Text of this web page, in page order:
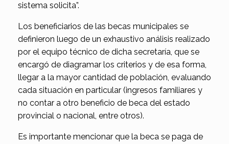
sistema solicita”.
Los beneficiarios de las becas municipales se
definieron luego de un exhaustivo análisis realizado
por el equipo técnico de dicha secretaría, que se
encargó de diagramar los criterios y de esa forma,
llegar a la mayor cantidad de población, evaluando
cada situación en particular (ingresos familiares y
no contar a otro beneficio de beca del estado
provincial o nacional, entre otros).
Es importante mencionar que la beca se paga de